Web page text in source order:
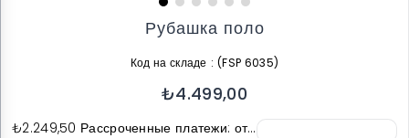
Рубашка поло
Код на складе (FSP 6035)
₺4.499,00
₺2.249,50 Рассроченные платежи: от…